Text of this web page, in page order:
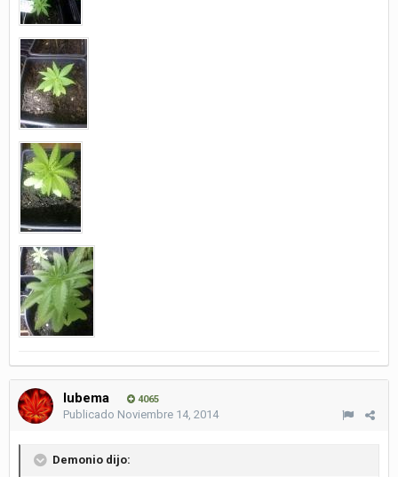
lubema 4065
Publicado Noviembre 14, 2014
Demonio dijo: